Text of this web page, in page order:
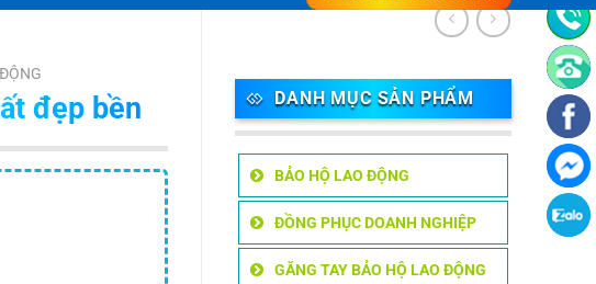
DANH MỤC SẢN PHẨM
BẢO HỘ LAO ĐỘNG
ĐỒNG PHỤC DOANH NGHIỆP
GĂNG TAY BẢO HỘ LAO ĐỘNG
đẹp bền